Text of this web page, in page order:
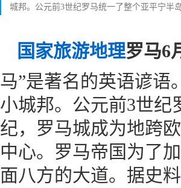
城邦。公元前3世纪罗马统一了整个亚平宁半岛
国家旅游地理罗马6
马”是著名的英语谚语
小城邦。公元前3世纪
纪，罗马城成为地跨
中心。罗马帝国为了
面八方的大道。据史